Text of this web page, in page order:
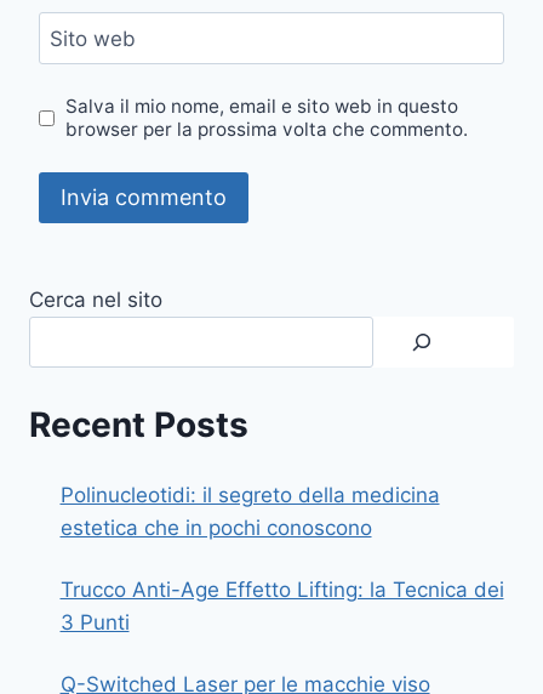
Sito web
Salva il mio nome, email e sito web in questo
browser per la prossima volta che commento.
Cerca nel sito
Recent Posts
Polinucleotidi: il segreto della medicina
estetica che in pochi conoscono
Trucco Anti-Age Effetto Lifting: la Tecnica dei
3 Punti
Q-Switched Laser per le macchie viso